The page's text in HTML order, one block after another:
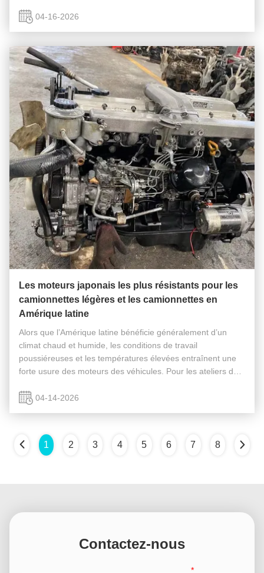
...
04-16-2026
Les moteurs japonais les plus résistants pour les
camionnettes légères et les camionnettes en
Amérique latine
Alors que l’Amérique latine bénéficie généralement d’un
climat chaud et humide, les conditions de travail
poussiéreuses et les températures élevées entraînent une
forte usure des moteurs des véhicules. Pour les ateliers de
moteurs diesel ...
04-14-2026
1 2 3 4 5 6 7 8
Contactez-nous